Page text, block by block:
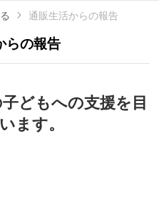
通販生活からの報告
らの報告
どもへの支援を 目
ます。